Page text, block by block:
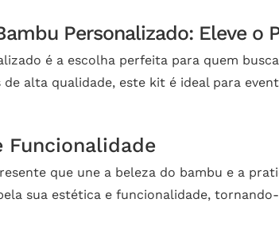
Personalizado: Eleve o
é a escolha perfeita para quem
alta qualidade, este kit é ideal para
Funcionalidade
que une a beleza do bambu e a
sua estética e funcionalidade,